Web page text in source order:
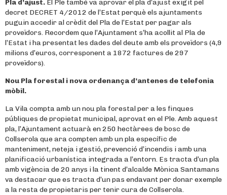
Pla d’ajust. El Ple també va aprovar el pla d’ajust exigit pel
decret DECRET 4/2012 de l’Estat perquè els ajuntaments
puguin accedir al crèdit del Pla de l’Estat per pagar als
proveïdors. Recordem que l’Ajuntament s’ha acollit al Pla de
l’Estat i ha presentat les dades del deute amb els proveïdors (4,9
milions d’euros, corresponent a 1872 factures de 297
proveïdors).
Nou Pla forestal i nova ordenança d’antenes de telefonia
mòbil.
La Vila compta amb un nou pla forestal per a les finques
públiques de propietat municipal, aprovat en el Ple. Amb aquest
pla, l’Ajuntament actuarà en 250 hectàrees de bosc de
Collserola que ara compten amb un pla específic de
manteniment, neteja i gestió, prevenció d’incendis i amb una
planificació urbanística integrada a l’entorn. Es tracta d’un pla
amb vigència de 20 anys i la tinent d’alcalde Mònica Santamans
va destacar que es tracta d’un pas endavant per donar exemple
a la resta de propietaris per tenir cura de Collserola.